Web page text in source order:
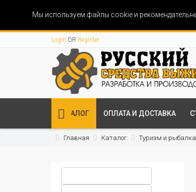
Мы используем файлы cookie и
Login OR Register
КАТАЛОГ ОПЛАТА И ДОСТАВКА
Главная Каталог Туризм и рыбалка